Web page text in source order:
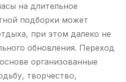
на длительное
подборки может
при этом далеко не
обновления. Переход
организованные
творчество,